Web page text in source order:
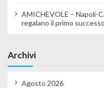
AMICHEVOLE – Napoli-
regalano il primo
Archivi
Agosto 2026